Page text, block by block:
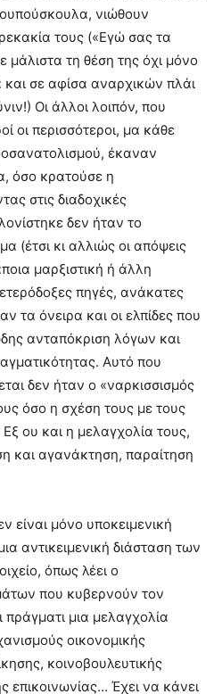
νιώθουν
τους («Εγώ σας τα
μάλιστα τη θέση της όχι μόνο
σε αφίσα αναρχικών πλάι
Οι άλλοι λοιπόν, που
οι περισσότεροι, μα κάθε
έκαναν
όσο κρατούσε η
στις διαδοχικές
δεν ήταν το
(έτσι κι αλλιώς οι απόψεις
μαρξιστική ή άλλη
πηγές, ανάκατες
τα όνειρα και οι ελπίδες που
ανταπόκριση λόγων και
Αυτό που
δεν ήταν ο «ναρκισσισμός
όσο η σχέση τους με τους
ου και η μελαγχολία τους,
και αγανάκτηση, παραίτηση
είναι μόνο υποκειμενική
αντικειμενική διάσταση των
όπως λέει ο
που κυβερνούν τον
μια μελαγχολία
οικονομικής
κοινοβουλευτικής
επικοινωνίας… Έχει να κάνει